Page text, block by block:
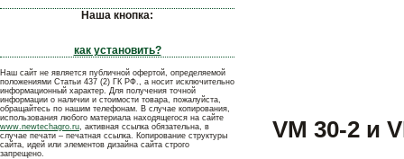
Наша кнопка:
как установить?
Наш сайт не является публичной офертой, определяемой
положениями Статьи 437 (2) ГК РФ., а носит исключительно
информационный характер. Для получения точной
информации о наличии и стоимости товара, пожалуйста,
обращайтесь по нашим телефонам. В случае копирования,
использования любого материала находящегося на сайте
www.newtechagro.ru, активная ссылка обязательна, в
случае печати – печатная ссылка. Копирование структуры
сайта, идей или элементов дизайна сайта строго
запрещено.
VM 30-2 и